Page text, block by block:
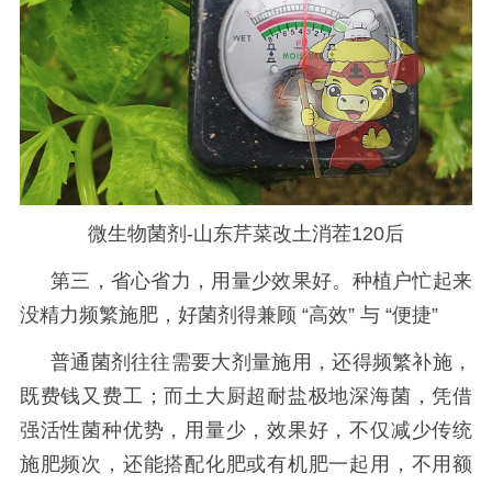
微生物菌剂-山东芹菜改土消茬120后
第三，省心省力，用量少效果好。种植户忙起来
没精力频繁施肥，好菌剂得兼顾 “高效” 与 “便捷”
普通菌剂往往需要大剂量施用，还得频繁补施，
既费钱又费工；而土大厨超耐盐极地深海菌，凭借
强活性菌种优势，用量少，效果好，不仅减少传统
施肥频次，还能搭配化肥或有机肥一起用，不用额